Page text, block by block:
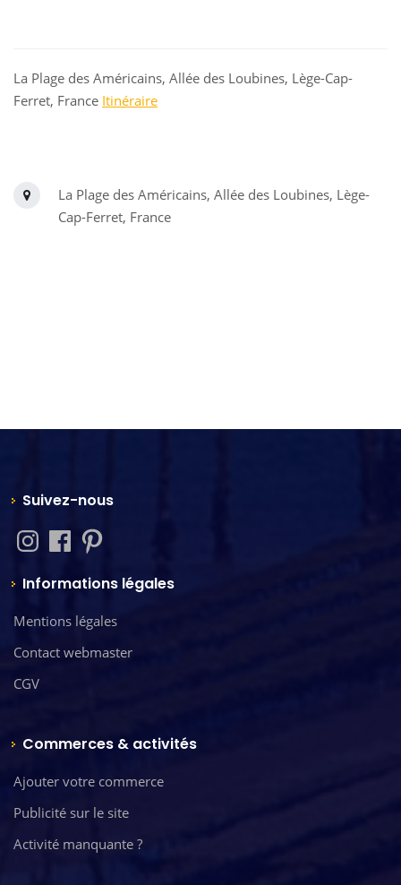
La Plage des Américains, Allée des Loubines, Lège-Cap-
Ferret, France Itinéraire
La Plage des Américains, Allée des Loubines, Lège-
Cap-Ferret, France
Suivez-nous
Informations légales
Mentions légales
Contact webmaster
CGV
Commerces & activités
Ajouter votre commerce
Publicité sur le site
Activité manquante ?